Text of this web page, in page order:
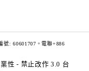
: 60601707。電聯+886
性 - 禁止改作 3.0 台